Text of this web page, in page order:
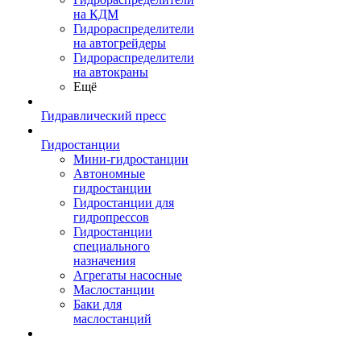
на КДМ
Гидрораспределители
на автогрейдеры
Гидрораспределители
на автокраны
Ещё
Гидравлический пресс
Гидростанции
Мини-гидростанции
Автономные
гидростанции
Гидростанции для
гидропрессов
Гидростанции
специального
назначения
Агрегаты насосные
Маслостанции
Баки для
маслостанций